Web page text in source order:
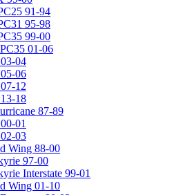
91-94
95-98
99-00
01-06
04
06
12
18
87-89
01
03
Wing 88-00
97-00
Interstate 99-01
Wing 01-10